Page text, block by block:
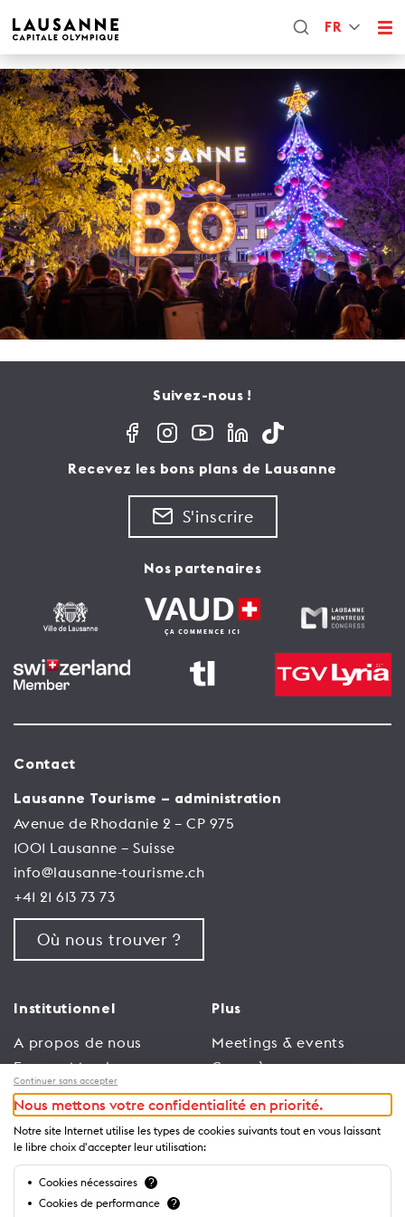
FR
Suivez-nous !
Recevez les bons plans de Lausanne
S'inscrire
Nos partenaires
Contact
Lausanne Tourisme – administration
Avenue de Rhodanie 2 – CP 975
1001 Lausanne – Suisse
info@lausanne-tourisme.ch
+41 21 613 73 73
Où nous trouver ?
Institutionnel
A propos de nous
Espace Membres
Emploi
Conditions générales
d’utilisation
Politique de
confidentialité
Plus
Meetings & events
Congrès
Trade
Espace Médias
Annonceurs
Brochures et guides
Continuer sans accepter
Nous mettons votre confidentialité en priorité.
Notre site Internet utilise les types de cookies suivants tout en vous laissant
le libre choix d'accepter leur utilisation:
Cookies nécessaires ?
Cookies de performance ?